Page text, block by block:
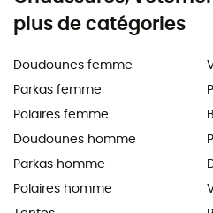
plus de catégories
Doudounes femme
Parkas femme
Polaires femme
Doudounes homme
Parkas homme
Polaires homme